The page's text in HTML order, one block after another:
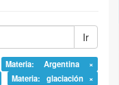
Ir
Materia: Argentina ×
Materia: glaciación ×